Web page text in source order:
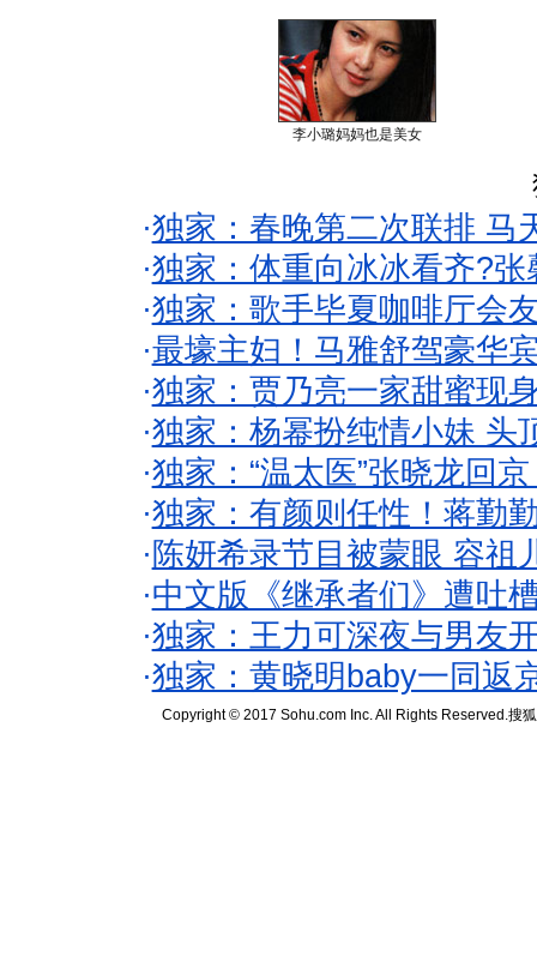
李小璐妈妈也是美女
·独家：春晚第二次联排 马
·独家：体重向冰冰看齐?
·独家：歌手毕夏咖啡厅会
·最壕主妇！马雅舒驾豪华
·独家：贾乃亮一家甜蜜现
·独家：杨幂扮纯情小妹 头
·独家：“温太医”张晓龙回
·独家：有颜则任性！蒋勤
· 陈妍希录节目被蒙眼 容祖
·中文版《继承者们》遭吐
·独家：王力可深夜与男友
·独家：黄晓明baby一同返
Copyright © 2017 Sohu.com Inc. All Rights Reserved.搜